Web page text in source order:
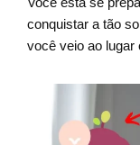
conquistar a tão
você veio ao